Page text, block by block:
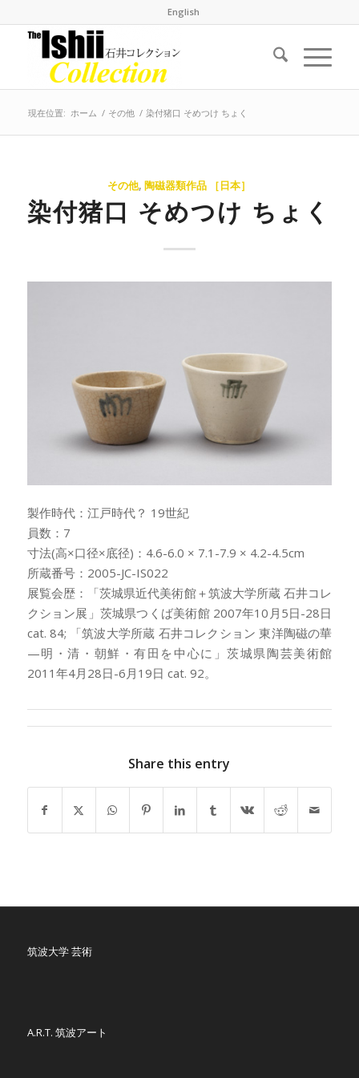
English
現在位置: ホーム / その他 / 染付猪口 そめつけ ちょく
その他,陶磁器類作品 ［日本］
染付猪口 そめつけ ちょく
製作時代：江戸時代？ 19世紀
員数：7
寸法(高×口径×底径)：4.6-6.0 × 7.1-7.9 × 4.2-4.5cm
所蔵番号：2005-JC-IS022
展覧会歴：「茨城県近代美術館＋筑波大学所蔵 石井コレ
クション展」茨城県つくば美術館 2007年10月5日-28日
cat. 84; 「筑波大学所蔵 石井コレクション 東洋陶磁の華
—明・清・朝鮮・有田を中心に」茨城県陶芸美術館
2011年4月28日-6月19日 cat. 92。
Share this entry
筑波大学 芸術
A.R.T. 筑波アート